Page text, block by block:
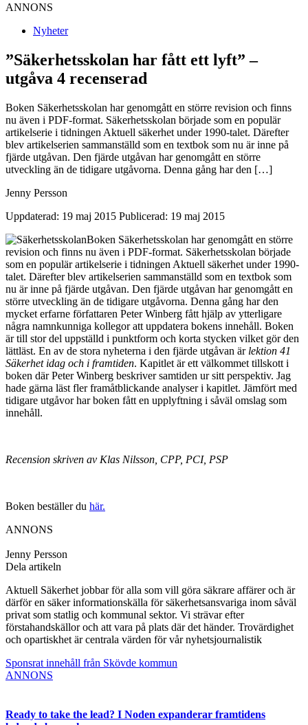
ANNONS
Nyheter
”Säkerhetsskolan har fått ett lyft” –
utgåva 4 recenserad
Boken Säkerhetsskolan har genomgått en större revision och finns
nu även i PDF-format. Säkerhetsskolan började som en populär
artikelserie i tidningen Aktuell säkerhet under 1990-talet. Därefter
blev artikelserien sammanställd som en textbok som nu är inne på
fjärde utgåvan. Den fjärde utgåvan har genomgått en större
utveckling än de tidigare utgåvorna. Denna gång har den […]
Jenny Persson
Uppdaterad: 19 maj 2015 Publicerad: 19 maj 2015
Boken Säkerhetsskolan har genomgått en större
revision och finns nu även i PDF-format. Säkerhetsskolan började
som en populär artikelserie i tidningen Aktuell säkerhet under 1990-
talet. Därefter blev artikelserien sammanställd som en textbok som
nu är inne på fjärde utgåvan. Den fjärde utgåvan har genomgått en
större utveckling än de tidigare utgåvorna. Denna gång har den
mycket erfarne författaren Peter Winberg fått hjälp av ytterligare
några namnkunniga kollegor att uppdatera bokens innehåll. Boken
är till stor del uppställd i punktform och korta stycken vilket gör den
lättläst. En av de stora nyheterna i den fjärde utgåvan är lektion 41
Säkerhet idag och i framtiden. Kapitlet är ett välkommet tillskott i
boken där Peter Winberg beskriver samtiden ur sitt perspektiv. Jag
hade gärna läst fler framåtblickande analyser i kapitlet. Jämfört med
tidigare utgåvor har boken fått en upplyftning i såväl omslag som
innehåll.
Recension skriven av Klas Nilsson, CPP, PCI, PSP
Boken beställer du här.
ANNONS
Jenny Persson
Dela artikeln
Aktuell Säkerhet jobbar för alla som vill göra säkrare affärer och är
därför en säker informationskälla för säkerhetsansvariga inom såväl
privat som statlig och kommunal sektor. Vi strävar efter
förstahandskällor och att vara på plats där det händer. Trovärdighet
och opartiskhet är centrala värden för vår nyhetsjournalistik
Sponsrat innehåll från Skövde kommun
ANNONS
Ready to take the lead? I Noden expanderar framtidens